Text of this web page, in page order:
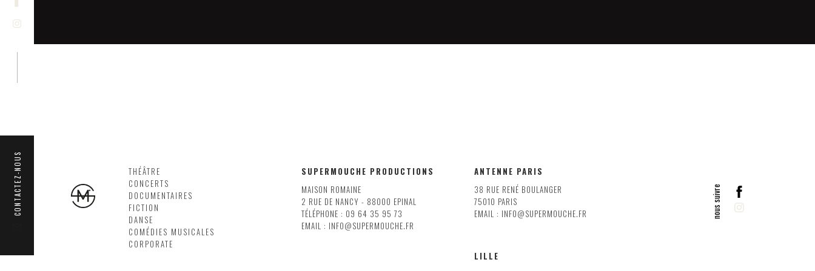
THÉÂTRE
CONCERTS
DOCUMENTAIRES
FICTION
DANSE
COMÉDIES MUSICALES
CORPORATE
SUPERMOUCHE PRODUCTIONS
MAISON ROMAINE
2 RUE DE NANCY - 88000 EPINAL
TÉLÉPHONE : 09 64 35 95 73
EMAIL : INFO@SUPERMOUCHE.FR
ANTENNE PARIS
38 RUE RENÉ BOULANGER
75010 PARIS
EMAIL : INFO@SUPERMOUCHE.FR
LILLE
CONTACTEZ-NOUS